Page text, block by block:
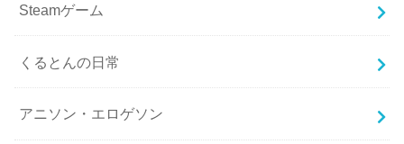
Steamゲーム
くるとんの日常
アニソン・エロゲソン